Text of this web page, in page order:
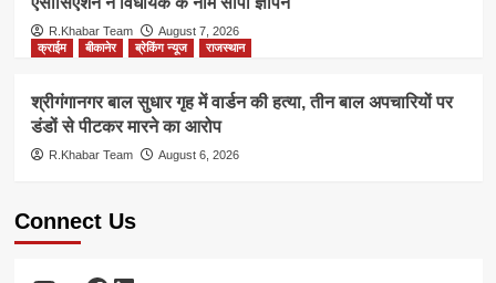
R.Khabar Team
August 7, 2026
क्राईम
बीकानेर ब्रेकिंग न्यूज राजस्थान
श्रीगंगानगर बाल सुधार गृह में वार्डन की हत्या, तीन बाल अपचारियों पर
डंडों से पीटकर मारने का आरोप
R.Khabar Team August 6, 2026
Connect Us